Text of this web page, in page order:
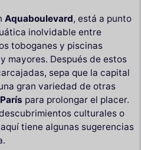
Aquaboulevard, está a punto
inolvidable entre
toboganes y piscinas
mayores. Después de estos
sepa que la capital
gran variedad de otras
para prolongar el placer.
culturales o
tiene algunas sugerencias